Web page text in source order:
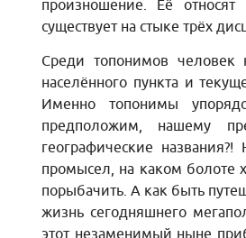
произношение. Её
существует на стыке трёх
Среди топонимов человек
населённого пункта и
Именно топонимы
предположим, нашему
географические
промысел, на каком болоте
порыбачить. А как быть
жизнь сегодняшнего
этот незаменимый ныне